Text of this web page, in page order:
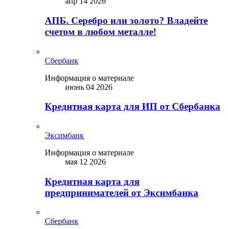
АПБ. Серебро или золото? Владейте
счетом в любом металле!
Сбербанк
Информация о материале
июнь 04 2026
Кредитная карта для ИП от Сбербанка
Эксимбанк
Информация о материале
мая 12 2026
Кредитная карта для
предпринимателей от Эксимбанка
Сбербанк